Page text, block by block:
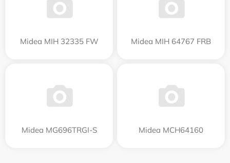
Midea MIH 32335 FW Midea MIH 64767 FRB
Midea MG696TRGI-S Midea MCH64160